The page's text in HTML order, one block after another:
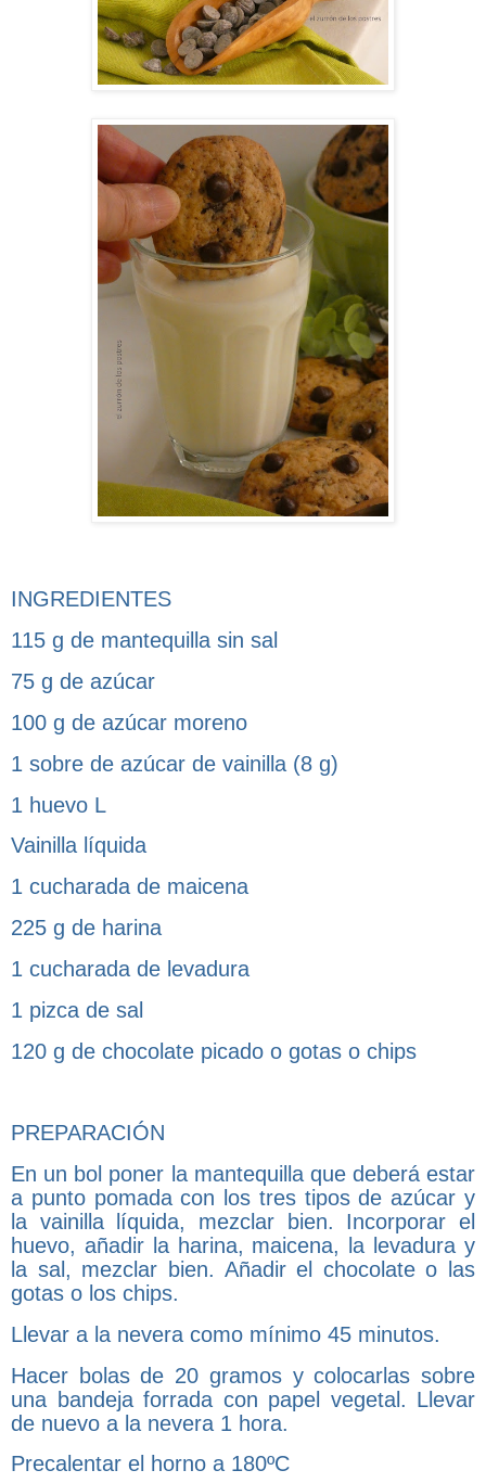
INGREDIENTES
115 g de mantequilla sin sal
75 g de azúcar
100 g de azúcar moreno
1 sobre de azúcar de vainilla (8 g)
1 huevo L
Vainilla líquida
1 cucharada de maicena
225 g de harina
1 cucharada de levadura
1 pizca de sal
120 g de chocolate picado o gotas o chips
PREPARACIÓN
En un bol poner la mantequilla que deberá estar
a punto pomada con los tres tipos de azúcar y
la vainilla líquida, mezclar bien. Incorporar el
huevo, añadir la harina, maicena, la levadura y
la sal, mezclar bien. Añadir el chocolate o las
gotas o los chips.
Llevar a la nevera como mínimo 45 minutos.
Hacer bolas de 20 gramos y colocarlas sobre
una bandeja forrada con papel vegetal. Llevar
de nuevo a la nevera 1 hora.
Precalentar el horno a 180ºC